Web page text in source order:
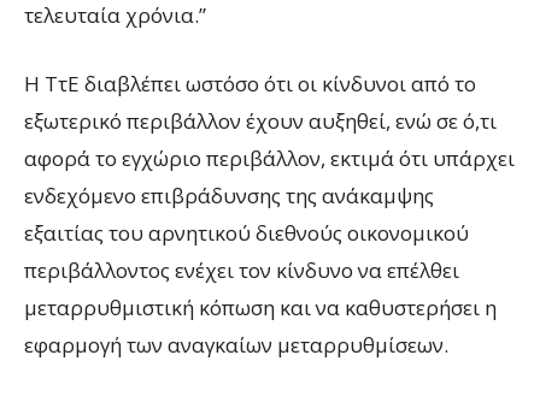
τελευταία χρόνια.”
Η ΤτΕ διαβλέπει ωστόσο ότι οι κίνδυνοι από το
εξωτερικό περιβάλλον έχουν αυξηθεί, ενώ σε ό,τι
αφορά το εγχώριο περιβάλλον, εκτιμά ότι υπάρχει
ενδεχόμενο επιβράδυνσης της ανάκαμψης
εξαιτίας του αρνητικού διεθνούς οικονομικού
περιβάλλοντος ενέχει τον κίνδυνο να επέλθει
μεταρρυθμιστική κόπωση και να καθυστερήσει η
εφαρμογή των αναγκαίων μεταρρυθμίσεων.